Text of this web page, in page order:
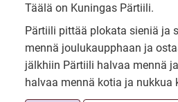
Täälä on Kuningas Pärtiili.
Pärtiili pittää plokata sieniä ja
mennä joulukaupphaan ja
jälkhiin Pärtiili halvaa mennä
halvaa mennä kotia ja nukkua